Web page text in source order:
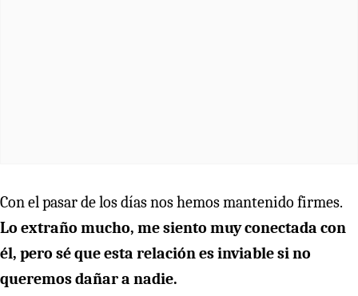
Con el pasar de los días nos hemos mantenido firmes.
Lo extraño mucho, me siento muy conectada con
él, pero sé que esta relación es inviable si no
queremos dañar a nadie.